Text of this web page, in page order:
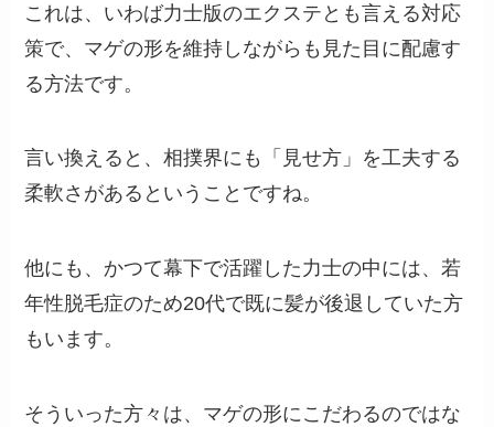
これは、いわば力士版のエクステとも言える対応
策で、マゲの形を維持しながらも見た目に配慮す
る方法です。
言い換えると、相撲界にも「見せ方」を工夫する
柔軟さがあるということですね。
他にも、かつて幕下で活躍した力士の中には、若
年性脱毛症のため20代で既に髪が後退していた方
もいます。
そういった方々は、マゲの形にこだわるのではな